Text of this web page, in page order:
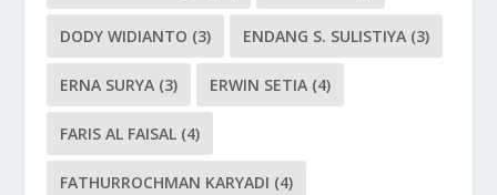
DODY WIDIANTO (3) ENDANG S. SULISTIYA (3)
ERNA SURYA (3) ERWIN SETIA (4)
FARIS AL FAISAL (4)
FATHURROCHMAN KARYADI (4)